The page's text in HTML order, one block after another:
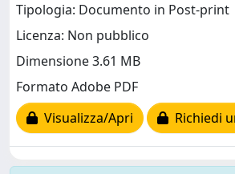
Tipologia: Documento in Post-print
Licenza: Non pubblico
Dimensione 3.61 MB
Formato Adobe PDF
Visualizza/Apri
Richiedi